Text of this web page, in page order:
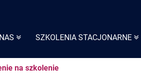
SZKOLENIA STACJONARNE
na szkolenie